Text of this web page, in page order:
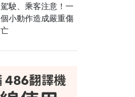
駕駛、乘客注意！一
個小動作造成嚴重傷
亡